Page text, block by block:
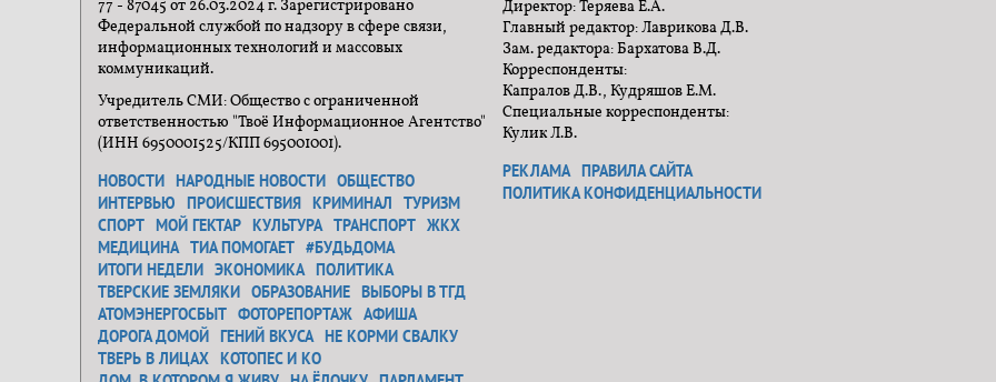
77 - 87045 от 26.03.2024 г. Зарегистрировано
Федеральной службой по надзору в сфере связи,
информационных технологий и массовых
коммуникаций.
Учредитель СМИ: Общество с ограниченной
ответственностью "Твоё Информационное Агентство"
(ИНН 6950001525/КПП 695001001).
НОВОСТИ НАРОДНЫЕ НОВОСТИ ОБЩЕСТВО
ИНТЕРВЬЮ
ПРОИСШЕСТВИЯ КРИМИНАЛ
ТУРИЗМ
СПОРТ МОЙ ГЕКТАР КУЛЬТУРА ТРАНСПОРТ ЖКХ
МЕДИЦИНА ТИА ПОМОГАЕТ #БУДЬДОМА
ИТОГИ НЕДЕЛИ ЭКОНОМИКА ПОЛИТИКА
ТВЕРСКИЕ ЗЕМЛЯКИ ОБРАЗОВАНИЕ ВЫБОРЫ В ТГД
АТОМЭНЕРГОСБЫТ ФОТОРЕПОРТАЖ АФИША
ДОРОГА ДОМОЙ ГЕНИЙ ВКУСА НЕ КОРМИ СВАЛКУ
ТВЕРЬ В ЛИЦАХ КОТОПЕС И КО
Директор: Теряева Е.А.
Главный редактор: Лаврикова Д.В.
Зам. редактора: Бархатова В.Д.
Корреспонденты:
Капралов Д.В., Кудряшов Е.М.
Специальные корреспонденты:
Кулик Л.В.
РЕКЛАМА ПРАВИЛА САЙТА
ПОЛИТИКА КОНФИДЕНЦИАЛЬНОСТИ